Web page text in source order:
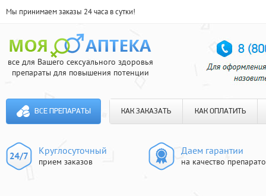
Мы принимаем заказы 24 часа в сутки!
все для Вашего сексуального здоровья
препараты для повышения потенции
ВСЕ ПРЕПАРАТЫ КАК ЗАКАЗАТЬ КАК ОПЛАТИТЬ
Круглосуточный
прием заказов
Даем гарантии
на качество